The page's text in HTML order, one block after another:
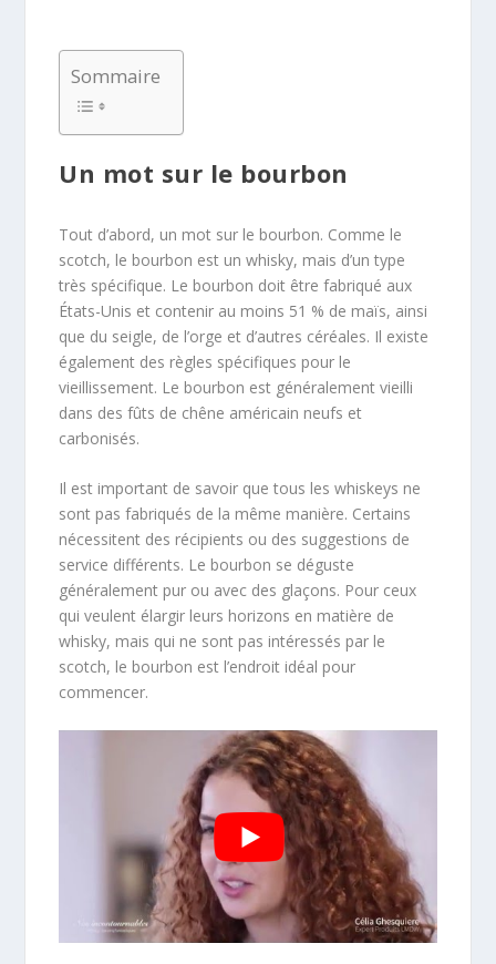
Sommaire
Un mot sur le bourbon
Tout d’abord, un mot sur le bourbon. Comme le
scotch, le bourbon est un whisky, mais d’un type
très spécifique. Le bourbon doit être fabriqué aux
États-Unis et contenir au moins 51 % de maïs, ainsi
que du seigle, de l’orge et d’autres céréales. Il existe
également des règles spécifiques pour le
vieillissement. Le bourbon est généralement vieilli
dans des fûts de chêne américain neufs et
carbonisés.
Il est important de savoir que tous les whiskeys ne
sont pas fabriqués de la même manière. Certains
nécessitent des récipients ou des suggestions de
service différents. Le bourbon se déguste
généralement pur ou avec des glaçons. Pour ceux
qui veulent élargir leurs horizons en matière de
whisky, mais qui ne sont pas intéressés par le
scotch, le bourbon est l’endroit idéal pour
commencer.